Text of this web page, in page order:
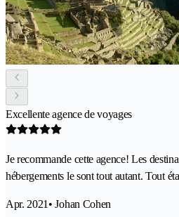
Excellente agence de voyages
Je recommande cette agence! Les
hébergements le sont tout autant. Tout
Apr. 2021 • Johan Cohen